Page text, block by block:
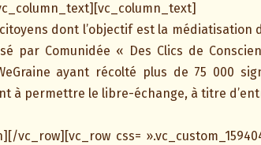
dont l’objectif est la
par Comunidée « Des Clics de
ayant récolté plus de 75 000
à permettre le libre-échange, à titre
vc_row][vc_row css=